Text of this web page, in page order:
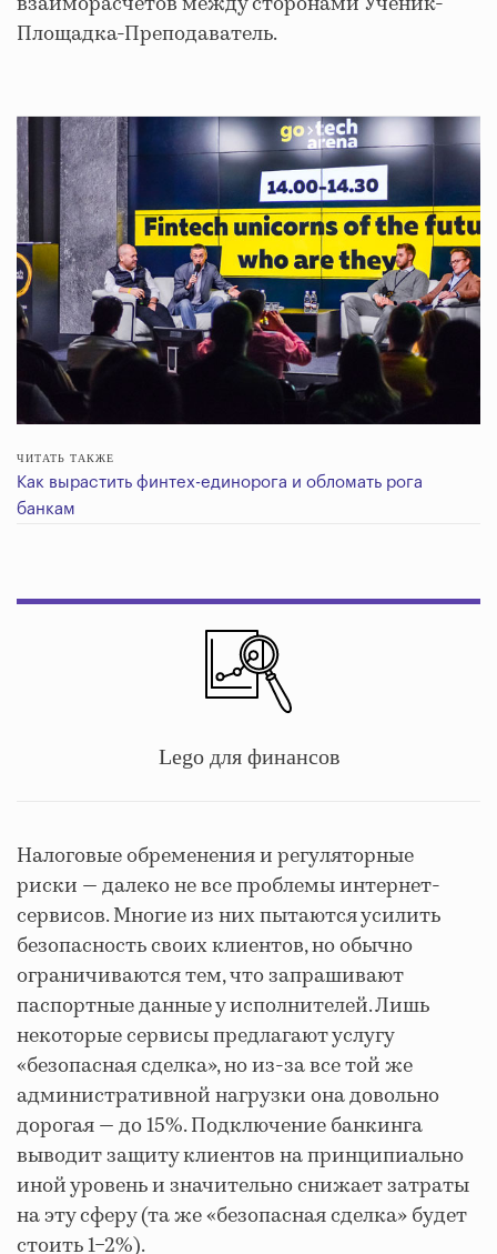
Площадка-Преподаватель.
ЧИТАТЬ ТАКЖЕ
Как вырастить финтех-единорога и обломать рога
банкам
Lego для финансов
Налоговые обременения и регуляторные
риски — далеко не все проблемы интернет-
сервисов. Многие из них пытаются усилить
безопасность своих клиентов, но обычно
ограничиваются тем, что запрашивают
паспортные данные у исполнителей. Лишь
некоторые сервисы предлагают услугу
«безопасная сделка», но из-за все той же
административной нагрузки она довольно
дорогая — до 15%. Подключение банкинга
выводит защиту клиентов на принципиально
иной уровень и значительно снижает затраты
на эту сферу (та же «безопасная сделка» будет
стоить 1−2%).